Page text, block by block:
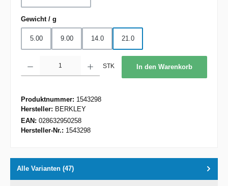
Gewicht / g
5.00 9.00 14.0 21.0
STK In den Warenkorb
Produktnummer: 1543298
Hersteller: BERKLEY
EAN: 028632950258
Hersteller-Nr.: 1543298
Alle Varianten (47)